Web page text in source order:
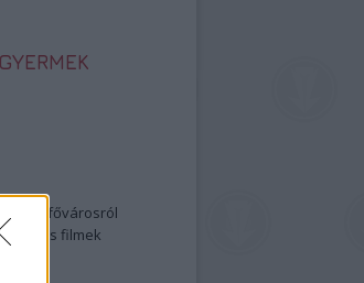
GYERMEK
fővárosról
filmek